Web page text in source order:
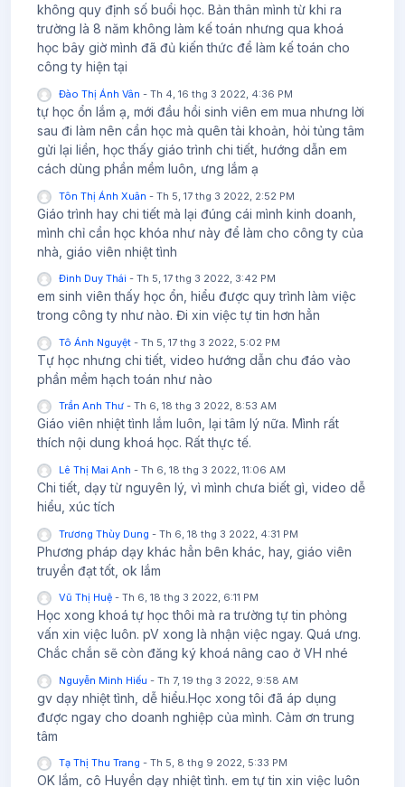
không quy định số buổi học. Bản thân mình từ khi ra
trường là 8 năm không làm kế toán nhưng qua khoá
học bây giờ mình đã đủ kiến thức để làm kế toán cho
công ty hiện tại
Đào Thị Ánh Vân -Th 4, 16 thg 3 2022, 4:36 PM
tự học ổn lắm ạ, mới đầu hồi sinh viên em mua nhưng lời
sau đi làm nên cần học mà quên tài khoản, hỏi tủng tâm
gửi lại liền, học thấy giáo trình chi tiết, hướng dẫn em
cách dùng phần mềm luôn, ưng lắm ạ
Tôn Thị Ánh Xuân -Th 5, 17 thg 3 2022, 2:52 PM
Giáo trình hay chi tiết mà lại đúng cái mình kinh doanh,
mình chỉ cần học khóa như này để làm cho công ty của
nhà, giáo viên nhiệt tình
Đinh Duy Thái -Th 5, 17 thg 3 2022, 3:42 PM
em sinh viên thấy học ổn, hiểu được quy trình làm việc
trong công ty như nào. Đi xin việc tự tin hơn hẳn
Tô Ánh Nguyệt -Th 5, 17 thg 3 2022, 5:02 PM
Tự học nhưng chi tiết, video hướng dẫn chu đáo vào
phần mềm hạch toán như nào
Trần Anh Thư -Th 6, 18 thg 3 2022, 8:53 AM
Giáo viên nhiệt tình lắm luôn, lại tâm lý nữa. Mình rất
thích nội dung khoá học. Rất thực tế.
Lê Thị Mai Anh -Th 6, 18 thg 3 2022, 11:06 AM
Chi tiết, dạy từ nguyên lý, vì mình chưa biết gì, video dễ
hiểu, xúc tích
Trương Thùy Dung -Th 6, 18 thg 3 2022, 4:31 PM
Phương pháp dạy khác hẳn bên khác, hay, giáo viên
truyền đạt tốt, ok lắm
Vũ Thị Huệ -Th 6, 18 thg 3 2022, 6:11 PM
Học xong khoá tự học thôi mà ra trường tự tin phỏng
vấn xin việc luôn. pV xong là nhận việc ngay. Quá ưng.
Chắc chắn sẽ còn đăng ký khoá nâng cao ở VH nhé
Nguyễn Minh Hiếu -Th 7, 19 thg 3 2022, 9:58 AM
gv dạy nhiệt tình, dễ hiểu.Học xong tôi đã áp dụng
được ngay cho doanh nghiệp của mình. Cảm ơn trung
tâm
Tạ Thị Thu Trang -Th 5, 8 thg 9 2022, 5:33 PM
OK lắm, cô Huyền dạy nhiệt tình. em tự tin xin việc luôn